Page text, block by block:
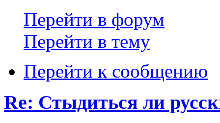
Перейти в форум
Перейти в тему
Перейти к сообщению
Re: Стыдиться ли